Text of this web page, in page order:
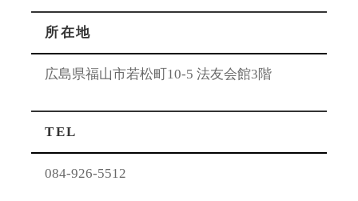
所在地
広島県福山市若松町10-5 法友会館3階
TEL
084-926-5512